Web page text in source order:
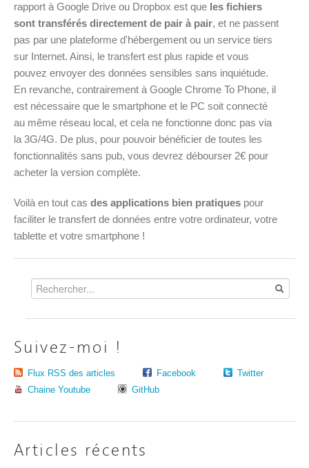
rapport à Google Drive ou Dropbox est que les fichiers
sont transférés directement de pair à pair, et ne passent
pas par une plateforme d'hébergement ou un service tiers
sur Internet. Ainsi, le transfert est plus rapide et vous
pouvez envoyer des données sensibles sans inquiétude.
En revanche, contrairement à Google Chrome To Phone, il
est nécessaire que le smartphone et le PC soit connecté
au même réseau local, et cela ne fonctionne donc pas via
la 3G/4G. De plus, pour pouvoir bénéficier de toutes les
fonctionnalités sans pub, vous devrez débourser 2€ pour
acheter la version complète.
Voilà en tout cas des applications bien pratiques pour
faciliter le transfert de données entre votre ordinateur, votre
tablette et votre smartphone !
Suivez-moi !
Flux RSS des articles Facebook
Twitter
Chaine Youtube
GitHub
Articles récents